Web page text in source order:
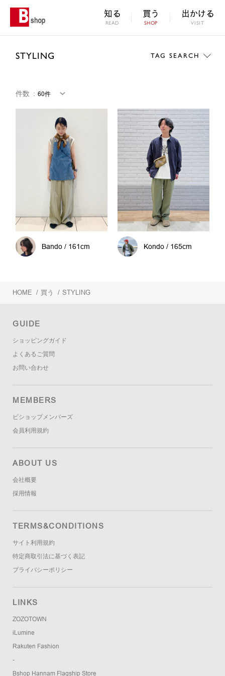
知る
READ
買う
SHOP
出かける
VISIT
STYLING TAG SEARCH
件数 ：
Bando / 161cm Kondo / 165cm
HOME / 買う / STYLING
GUIDE
ショッピングガイド
よくあるご質問
お問い合わせ
MEMBERS
ビショップメンバーズ
会員利用規約
ABOUT US
会社概要
採用情報
TERMS&CONDITIONS
サイト利用規約
特定商取引法に基づく表記
プライバシーポリシー
LINKS
ZOZOTOWN
iLumine
Rakuten Fashion
-
Bshop Hannam Flagship Store